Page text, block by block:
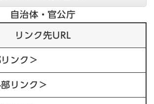
自治体・官公庁
リンク先URL
ンク＞
リンク＞